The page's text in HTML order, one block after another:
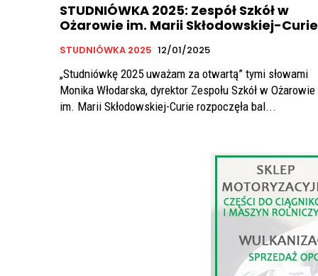
STUDNIÓWKA 2025: Zespół Szkół w
Ożarowie im. Marii Skłodowskiej-Curie
STUDNIÓWKA 2025 12/01/2025
„Studniówkę 2025 uważam za otwartą” tymi słowami
Monika Włodarska, dyrektor Zespołu Szkół w Ożarowie
im. Marii Skłodowskiej-Curie rozpoczęła bal...